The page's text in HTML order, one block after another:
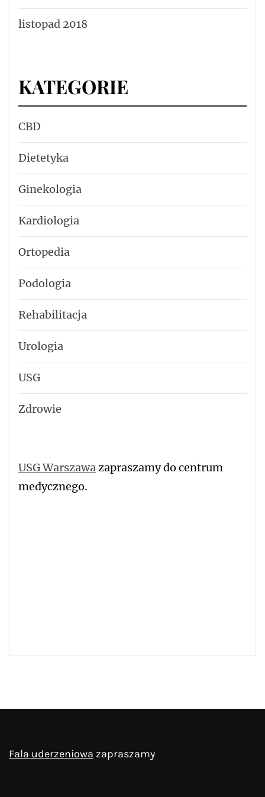
listopad 2018
KATEGORIE
CBD
Dietetyka
Ginekologia
Kardiologia
Ortopedia
Podologia
Rehabilitacja
Urologia
USG
Zdrowie
USG Warszawazapraszamy do centrum
medycznego.
Fala uderzeniowa zapraszamy